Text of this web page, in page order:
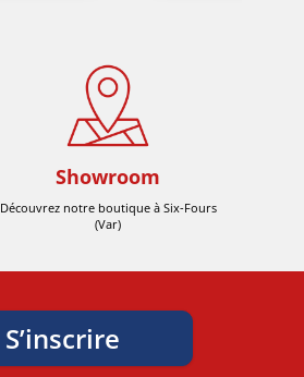
Showroom
Découvrez notre boutique à Six-Fours
(Var)